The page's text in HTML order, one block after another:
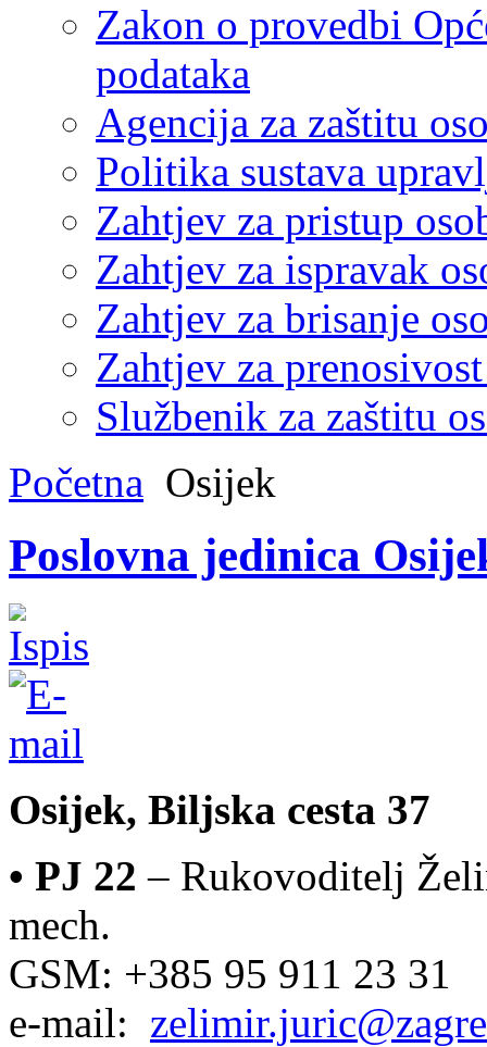
Zakon o provedbi
podataka
Agencija za zaštitu
Politika sustava
Zahtjev za pristup
Zahtjev za ispravak
Zahtjev za brisanje
Zahtjev za
Službenik za zaštitu
Početna Osijek
Poslovna jedinica
Osijek, Biljska cesta 37
• PJ 22 – Rukovoditelj
mech.
GSM: +385 95 911 23 31
e-mail: